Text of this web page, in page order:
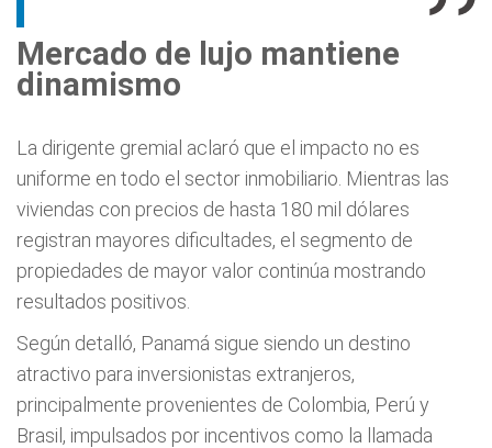
Mercado de lujo mantiene
dinamismo
La dirigente gremial aclaró que el impacto no es
uniforme en todo el sector inmobiliario. Mientras las
viviendas con precios de hasta 180 mil dólares
registran mayores dificultades, el segmento de
propiedades de mayor valor continúa mostrando
resultados positivos.
Según detalló, Panamá sigue siendo un destino
atractivo para inversionistas extranjeros,
principalmente provenientes de Colombia, Perú y
Brasil, impulsados por incentivos como la llamada